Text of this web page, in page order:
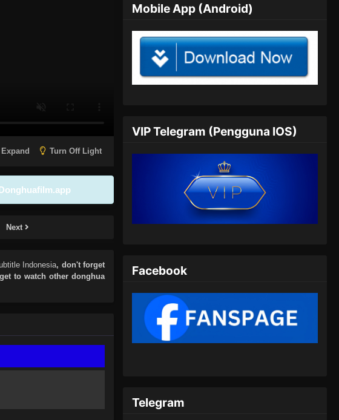
Expand Turn Off Light
Next
Indonesia, don't forget
to watch other donghua
Indonesia - Juni 29, 2024
Lord of the Ancient God Grave
Episode 248 Subtitle Indonesia
Grave Episode 248 Subtitle
Episode 249 Subtitle Indonesia
Grave Episode 249 Subtitle
Indonesia - Juli 6, 2024
Lord of the Ancient God Grave
Episode 250 Subtitle Indonesia
Eps 251 - Lord of the Ancient God
Indonesia - Juli 13, 2024
Mobile App (Android)
VIP Telegram (Pengguna IOS)
Facebook
Telegram